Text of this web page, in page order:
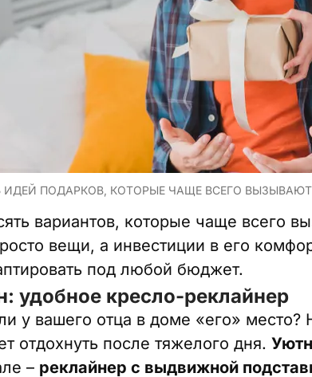
ПОДАРКОВ, КОТОРЫЕ ЧАЩЕ ВСЕГО
вариантов, которые чаще всего
вещи, а инвестиции в его
под любой бюджет.
удобное кресло-реклайнер
у вашего отца в доме «его» место?
отдохнуть после тяжелого дня.
– реклайнер с выдвижной